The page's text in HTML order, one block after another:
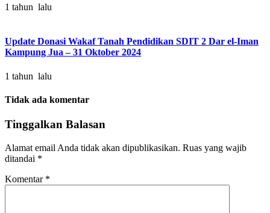
1 tahun lalu
Update Donasi Wakaf Tanah Pendidikan SDIT 2 Dar el-Iman
Kampung Jua – 31 Oktober 2024
1 tahun lalu
Tidak ada komentar
Tinggalkan Balasan
Alamat email Anda tidak akan dipublikasikan. Ruas yang wajib
ditandai *
Komentar *